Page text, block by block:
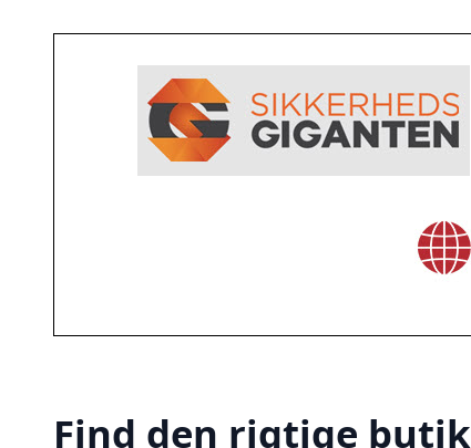
Find den rigtige butik